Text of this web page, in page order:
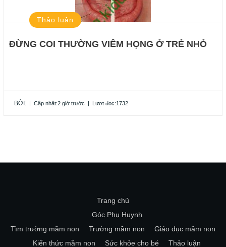
Thảo luận
ĐỪNG COI THƯỜNG VIÊM HỌNG Ở TRẺ NHỎ
BỞI: | Cập nhật:2 giờ trước | Lượt đọc:1732
Trang chủ
Góc Phụ Huynh
Tìm trường mầm non
Trường mầm non
Giáo dục mầm non
Kiến thức mầm non
Sức khỏe cho bé Thảo luận